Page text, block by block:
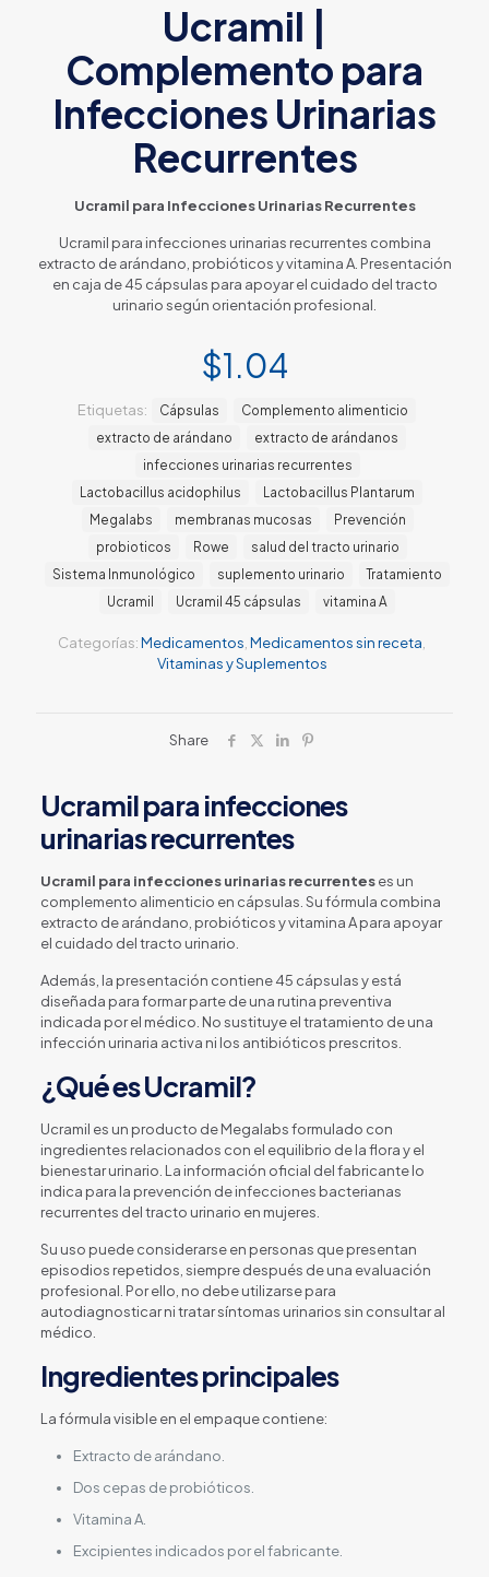
Ucramil |
Complemento para
Infecciones Urinarias
Recurrentes
Ucramil para Infecciones Urinarias Recurrentes
Ucramil para infecciones urinarias recurrentes combina
extracto de arándano, probióticos y vitamina A. Presentación
en caja de 45 cápsulas para apoyar el cuidado del tracto
urinario según orientación profesional.
$1.04
Categorías:Medicamentos Medicamentos sin receta
Vitaminas y Suplementos
Etiquetas: Cápsulas
Complemento alimenticio
extracto de arándano
extracto de arándanos
infecciones urinarias recurrentes
Lactobacillus acidophilus
Lactobacillus Plantarum
Megalabs
membranas mucosas
Prevención
probioticos
Rowe
salud del tracto urinario
Sistema Inmunológico
suplemento urinario
Tratamiento
Ucramil
Ucramil 45 cápsulas vitamina A
Share
Ucramil para infecciones
urinarias recurrentes
Ucramil para infecciones urinarias recurrenteses un
complemento alimenticio en cápsulas. Su fórmula combina
extracto de arándano, probióticos y vitamina A para apoyar
el cuidado del tracto urinario.
Además, la presentación contiene 45 cápsulas y está
diseñada para formar parte de una rutina preventiva
indicada por el médico. No sustituye el tratamiento de una
infección urinaria activa ni los antibióticos prescritos.
¿Qué es Ucramil?
Ucramil es un producto de Megalabs formulado con
ingredientes relacionados con el equilibrio de la flora y el
bienestar urinario. La información oficial del fabricante lo
indica para la prevención de infecciones bacterianas
recurrentes del tracto urinario en mujeres.
Su uso puede considerarse en personas que presentan
episodios repetidos, siempre después de una evaluación
profesional. Por ello, no debe utilizarse para
autodiagnosticar ni tratar síntomas urinarios sin consultar al
médico.
Ingredientes principales
La fórmula visible en el empaque contiene:
Extracto de arándano.
Dos cepas de probióticos.
Vitamina A.
Excipientes indicados por el fabricante.